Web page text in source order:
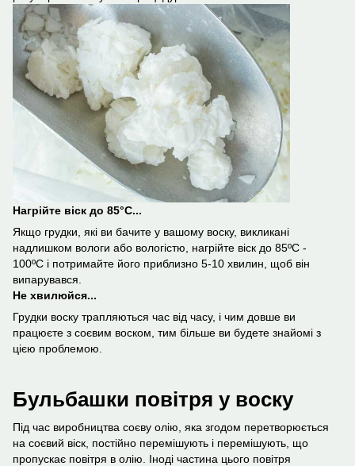
Нагрійте віск до 85°С...
Якщо грудки, які ви бачите у вашому воску, викликані
надлишком вологи або вологістю, нагрійте віск до 85ºС -
100ºС і потримайте його приблизно 5-10 хвилин, щоб він
випарувався.
Не хвилюйся...
Грудки воску трапляються час від часу, і чим довше ви
працюєте з соєвим воском, тим більше ви будете знайомі з
цією проблемою.
Бульбашки повітря у воску
Під час виробництва соєву олію, яка згодом перетворюється
на соєвий віск, постійно перемішують і перемішують, що
пропускає повітря в олію. Іноді частина цього повітря